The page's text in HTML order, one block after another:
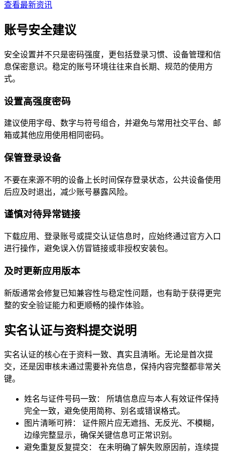
查看最新资讯
账号安全建议
安全设置并不只是密码强度，更包括登录习惯、设备管理和信
息保密意识。稳定的账号环境往往来自长期、规范的使用方
式。
设置高强度密码
建议使用字母、数字与符号组合，并避免与常用社交平台、邮
箱或其他应用使用相同密码。
保管登录设备
不要在来源不明的设备上长时间保存登录状态，公共设备使用
后应及时退出，减少账号暴露风险。
谨慎对待异常链接
下载应用、登录账号或提交认证信息时，应始终通过官方入口
进行操作，避免误入仿冒链接或非授权安装包。
及时更新应用版本
新版通常会修复已知兼容性与稳定性问题，也有助于获得更完
整的安全验证能力和更顺畅的操作体验。
实名认证与资料提交说明
实名认证的核心在于资料一致、真实且清晰。无论是首次提
交，还是因审核未通过需要补充信息，保持内容完整都非常关
键。
姓名与证件号码一致：
所填信息应与本人有效证件保持
完全一致，避免使用简称、别名或错误格式。
图片清晰可辨：
证件照片应无遮挡、无反光、不模糊，
边缘完整显示，确保关键信息可正常识别。
避免重复反复提交：
在未明确了解失败原因前，连续提